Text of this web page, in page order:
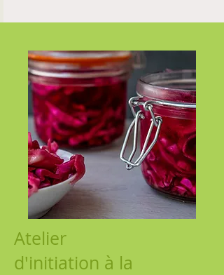
Atelier
d'initiation à la